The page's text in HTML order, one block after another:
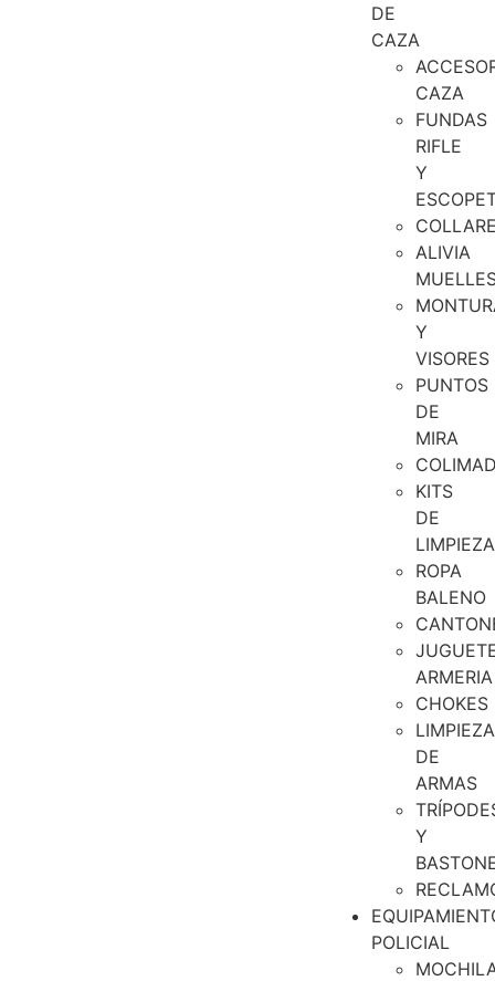
DE
CAZA
CAZA
FUNDAS
RIFLE
Y
ALIVIA
Y
VISORES
PUNTOS
DE
MIRA
KITS
DE
LIMPIEZA
ROPA
BALENO
ARMERIA
CHOKES
LIMPIEZA
DE
ARMAS
Y
POLICIAL